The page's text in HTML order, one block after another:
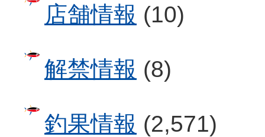
店舗情報 (10)
解禁情報 (8)
釣果情報 (2,571)